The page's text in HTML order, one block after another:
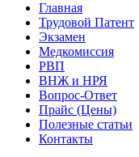
Главная
Трудовой Патент
Экзамен
Медкомиссия
РВП
ВНЖ и НРЯ
Вопрос-Ответ
Прайс (Цены)
Полезные статьи
Контакты